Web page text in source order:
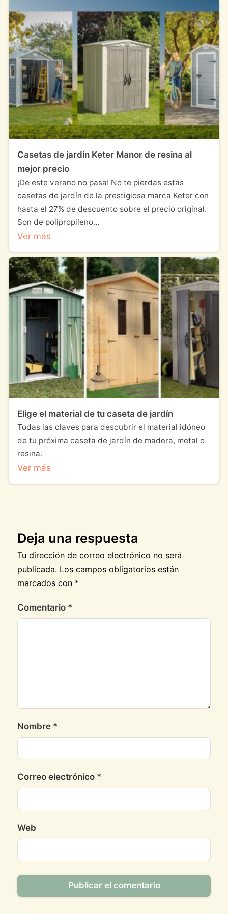
Casetas de jardín Keter Manor de resina al
mejor precio
¡De este verano no pasa! No te pierdas estas
casetas de jardín de la prestigiosa marca Keter con
hasta el 27% de descuento sobre el precio original.
Son de polipropileno…
Ver más
Elige el material de tu caseta de jardín
Todas las claves para descubrir el material idóneo
de tu próxima caseta de jardín de madera, metal o
resina.
Ver más
Deja una respuesta
Tu dirección de correo electrónico no será
publicada. Los campos obligatorios están
marcados con *
Comentario *
Nombre *
Correo electrónico *
Web